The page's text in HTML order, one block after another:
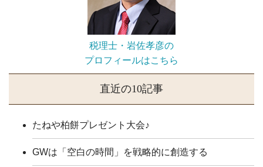
税理士・岩佐孝彦の
プロフィールはこちら
直近の10記事
たねや柏餅プレゼント大会♪
GWは「空白の時間」を戦略的に創造する